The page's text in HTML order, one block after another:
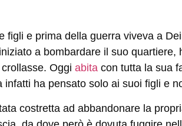
figli e prima della guerra viveva a
a bombardare il suo
crollasse. Oggi abita con tutta la sua
infatti ha pensato solo ai suoi figli e
costretta ad abbandonare la